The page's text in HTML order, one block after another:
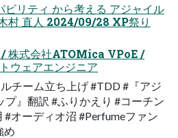
ビリティ から考える アジャイル
村 直人 2024/09/28 XP祭り
/ 株式会社ATOMica VPoE /
ウェアエンジニア
チーム立ち上げ #TDD #『アジ
プ』翻訳 #ふりかえり #コーチン
#オーディオ沼 #Perfumeファン
め